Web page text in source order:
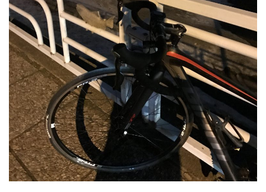
CONTACT US
サイトマップ
約款
情報セキュリティ
プライバシーポリシー